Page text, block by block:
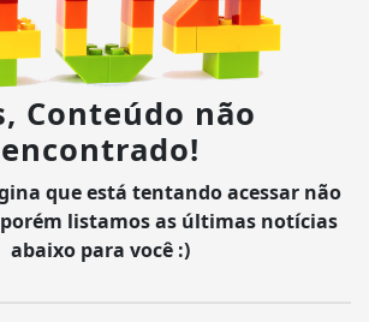
Conteúdo não
encontrado!
que está tentando acessar não
listamos as últimas notícias
abaixo para você :)